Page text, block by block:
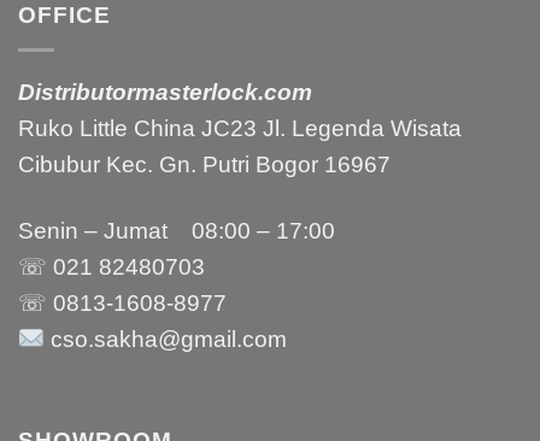
OFFICE
Distributormasterlock.com
Ruko Little China JC23 Jl. Legenda Wisata
Cibubur Kec. Gn. Putri Bogor 16967
Senin – Jumat 08:00 – 17:00
☏ 021 82480703
☏ 0813-1608-8977
cso.sakha@gmail.com